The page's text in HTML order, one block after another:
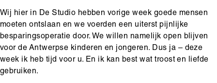
Wij hier in De Studio hebben vorige week goede mensen
moeten ontslaan en we voerden een uiterst pijnlijke
besparingsoperatie door. We willen namelijk open blijven
voor de Antwerpse kinderen en jongeren. Dus ja – deze
week ik heb tijd voor u. En ik kan best wat troost en liefde
gebruiken.